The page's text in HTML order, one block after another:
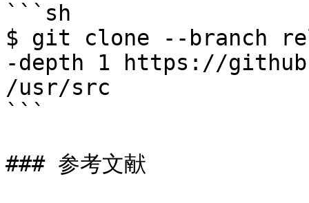
```sh
$ git clone --branch
-depth 1 https://
/usr/src
```
### 参考文献